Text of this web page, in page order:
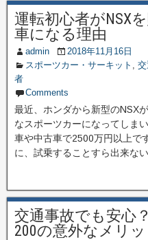
運転初心者がNSX
車になる理由
admin
2018年11月16日
スポーツカー・サーキット ,
者
Comments
最近、ホンダから新型のNSX
なスポーツカーになってしま
車や中古車で2500万円以上で
に、試乗することすら出来な
交通事故でも安心
200の意外なメリッ